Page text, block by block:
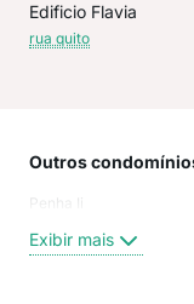
Edificio Flavia
rua quito
Outros
Penha Ii
Exibir mais